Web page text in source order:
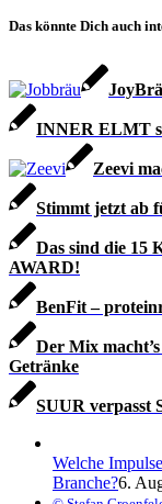
Das könnte Dich auch
INNER ELMT
Zeevi
Stimmt jetzt ab
Das sind die 15
AWARD!
BenFit –
Der Mix
Getränke
SUUR verpasst
Welche
Branche?6.